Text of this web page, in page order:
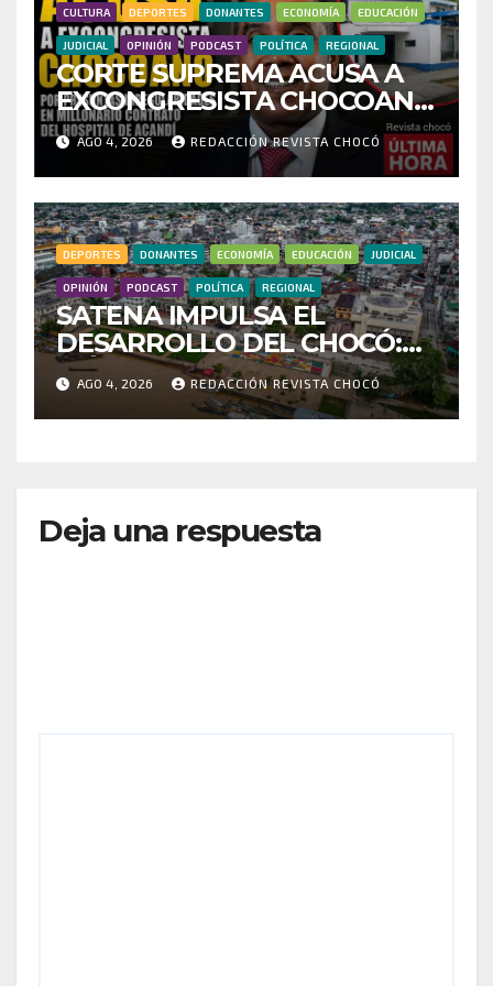
CULTURA DEPORTES DONANTES ECONOMÍA EDUCACIÓN
JUDICIAL OPINIÓN PODCAST POLÍTICA REGIONAL
CORTE SUPREMA ACUSA A
EXCONGRESISTA CHOCOANO
POR PRESUNTAS
IRREGULARIDADES EN
MILLONARIO CONTRATO
DEL HOSPITAL DE ACANDÍ
AGO 4, 2026 REDACCIÓN REVISTA CHOCÓ
DEPORTES DONANTES ECONOMÍA EDUCACIÓN JUDICIAL
OPINIÓN PODCAST POLÍTICA REGIONAL
SATENA IMPULSA EL
DESARROLLO DEL CHOCÓ:
MÁS DE 35 MIL PASAJEROS
MOVILIZADOS Y NUEVAS
RUTAS FORTALECEN LA
AGO 4, 2026 REDACCIÓN REVISTA CHOCÓ
Deja una respuesta